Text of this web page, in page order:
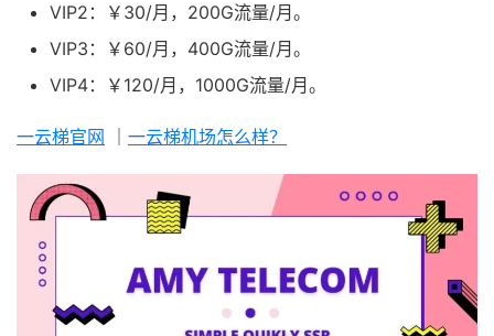
VIP2：￥30/月，200G流量/月。
VIP3：￥60/月，400G流量/月。
VIP4：￥120/月，1000G流量/月。
一云梯官网 一云梯机场怎么样？